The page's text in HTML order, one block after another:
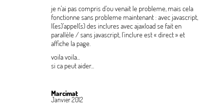
je n’ai pas compris d’ou venait le probleme, mais cela
fonctionne sans probleme maintenant : avec javascript,
l(es)’appel(s) des inclures avec ajaxload se fait en
parallèle / sans javascript, l’inclure est « direct» et
affiche la page.
voila voila...
si ca peut aider...
Marcimat
Janvier 2012